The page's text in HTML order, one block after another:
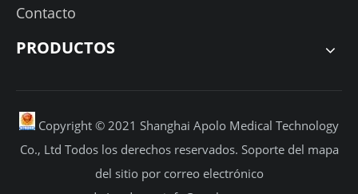
Contacto
PRODUCTOS
Copyright © 2021 Shanghai Apolo Medical Technology
Co., Ltd Todos los derechos reservados. Soporte del mapa
del sitio por correo electrónico